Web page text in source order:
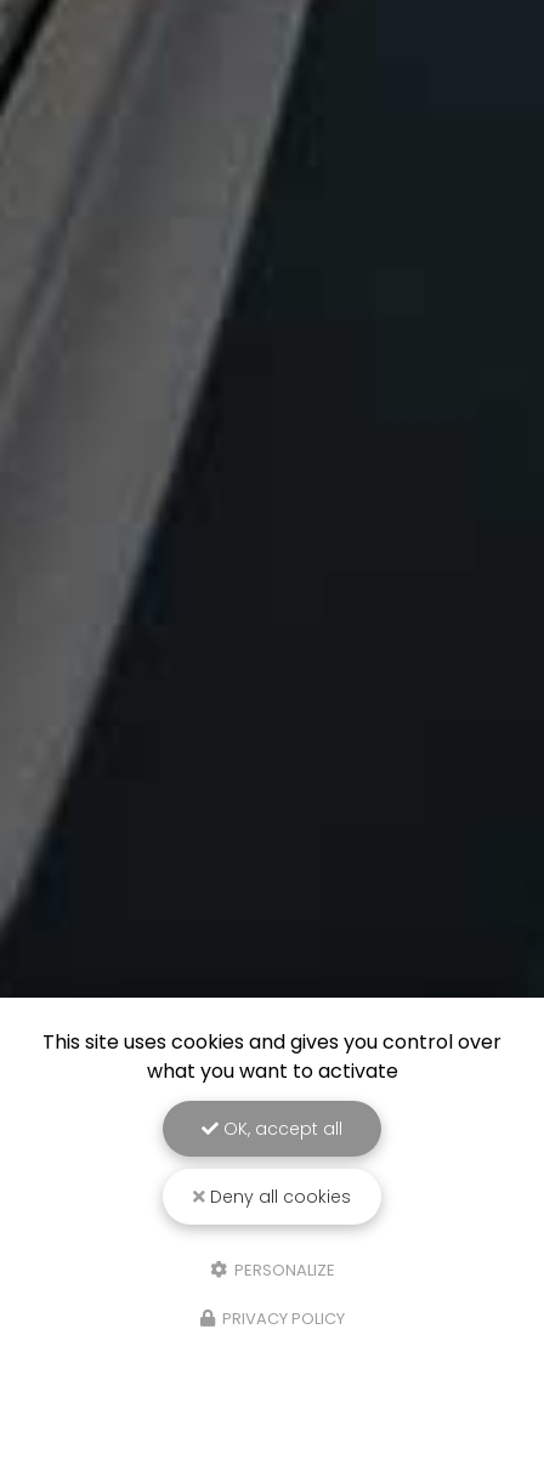
This site uses cookies and gives you control over
what you want to activate
OK, accept all
Deny all cookies
PERSONALIZE
PRIVACY POLICY